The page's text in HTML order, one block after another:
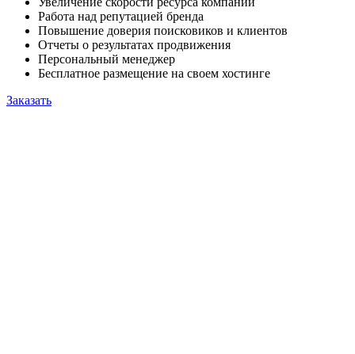
Работа над репутацией бренда
Повышение доверия поисковиков и клиентов
Отчеты о результатах продвижения
Персональный менеджер
Бесплатное размещение на своем хостинге
Заказать